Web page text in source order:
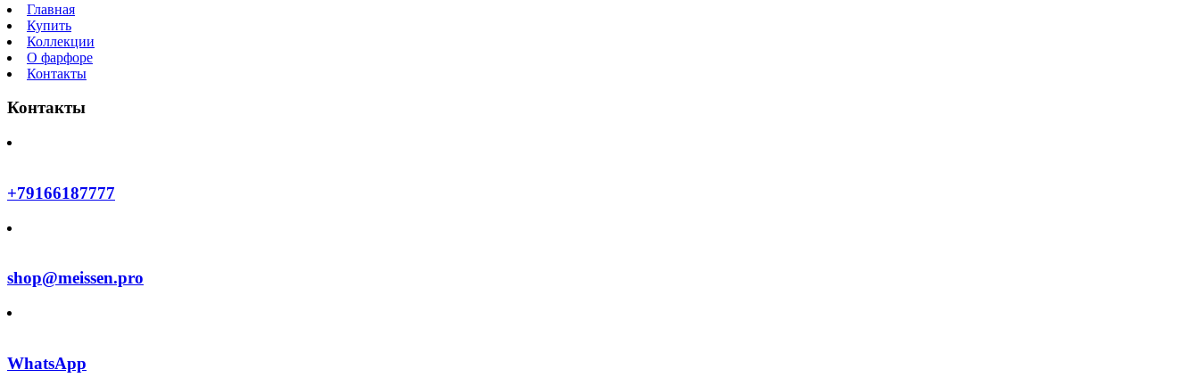
Главная
Купить
Коллекции
О фарфоре
Контакты
Контакты
+79166187777
shop@meissen.pro
WhatsApp